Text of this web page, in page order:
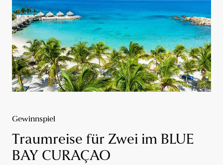
Gewinnspiel
Traumreise für Zwei im BLUE
BAY CURAÇAO